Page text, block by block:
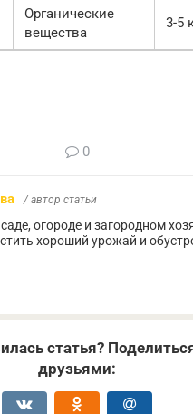
Органические
вещества
3-5
0
/ автор статьи
огороде и загородном
хороший урожай и
статья?
друзьями: